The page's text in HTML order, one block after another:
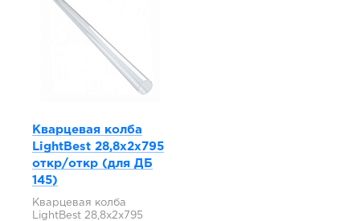
Кварцевая колба
LightBest 28,8x2x795
откр/откр (для ДБ
145)
Кварцевая колба
LightBest 28,8x2x795